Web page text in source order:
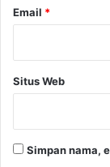
Email *
Situs Web
Simpan nama,